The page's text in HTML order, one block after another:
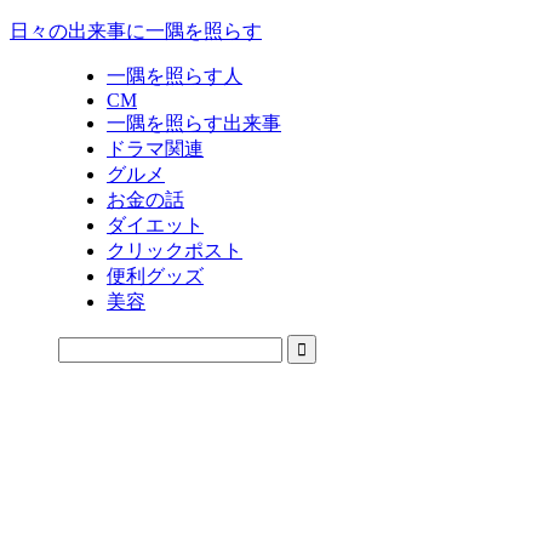
日々の出来事に一隅を照らす
一隅を照らす人
CM
一隅を照らす出来事
ドラマ関連
グルメ
お金の話
ダイエット
クリックポスト
便利グッズ
美容